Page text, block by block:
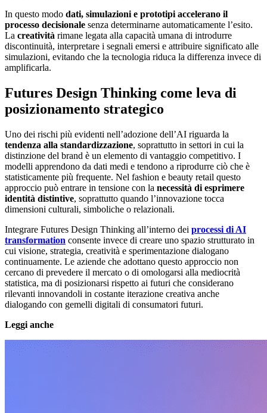
In questo modo dati, simulazioni e prototipi accelerano il
processo decisionale senza determinarne automaticamente l’esito.
La creatività rimane legata alla capacità umana di introdurre
discontinuità, interpretare i segnali emersi e attribuire significato alle
simulazioni, evitando che la tecnologia riduca la differenza invece di
amplificarla.
Futures Design Thinking come leva di
posizionamento strategico
Uno dei rischi più evidenti nell’adozione dell’AI riguarda la
tendenza alla standardizzazione, soprattutto in settori in cui la
distinzione del brand è un elemento di vantaggio competitivo. I
modelli apprendono da dati medi e tendono a riprodurre ciò che è
statisticamente più frequente. Nel fashion e beauty retail questo
approccio può entrare in tensione con la necessità di esprimere
identità distintive, soprattutto quando l’innovazione tocca
dimensioni culturali, simboliche o relazionali.
Integrare Futures Design Thinking all’interno dei processi di AI
transformation consente invece di creare uno spazio strutturato in
cui visione, strategia, creatività e sperimentazione dialogano
continuamente. Le aziende che adottano questo approccio non
cercano di prevedere il mercato o di omologarsi alla mediocrità
statistica, ma di posizionarsi rispetto ai futuri che considerano
rilevanti innovandoli in costante iterazione creativa anche
dialogando con gemelli digitali di consumatori futuri.
Leggi anche